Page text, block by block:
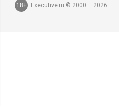
18+
Executive.ru © 2000 – 2026.